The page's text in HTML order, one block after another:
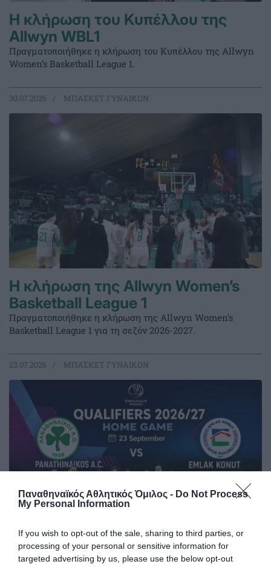
Παναθηναϊκός Αθλητικός Όμιλος - Do Not Process
My Personal Information
If you wish to opt-out of the sale, sharing to third parties, or
processing of your personal or sensitive information for
targeted advertising by us, please use the below opt-out
Η κλήρωση του Κυπέλλου της
Allwyn WBL1
Πραγματοποιήθηκε η κλήρωση του Κυπέλλου της Allwyn
Women’s Basketball League 1.
30.07.2026 ΜΠΑΣΚΕΤ ΓΥΝΑΙΚΩΝ
Η κλήρωση της Allwyn Women’s
Basketball League 1
Πραγματοποιήθηκε η κλήρωση της Allwyn Women’s
Basketball League 1 για τη σεζόν 2026-2027.
23.07.2026 ΜΠΑΣΚΕΤ ΓΥΝΑΙΚΩΝ
Η κλήρωση της EuroLeague